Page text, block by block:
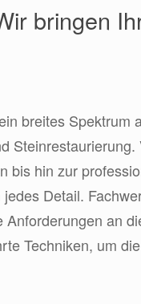
bringen
breites Spektrum
bis hin zur
Detail.
Anforderungen an
Techniken, um